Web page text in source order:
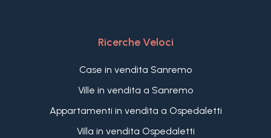
Ricerche Veloci
Case in vendita Sanremo
Ville in vendita a Sanremo
Appartamenti in vendita a Ospedaletti
Villa in vendita Ospedaletti